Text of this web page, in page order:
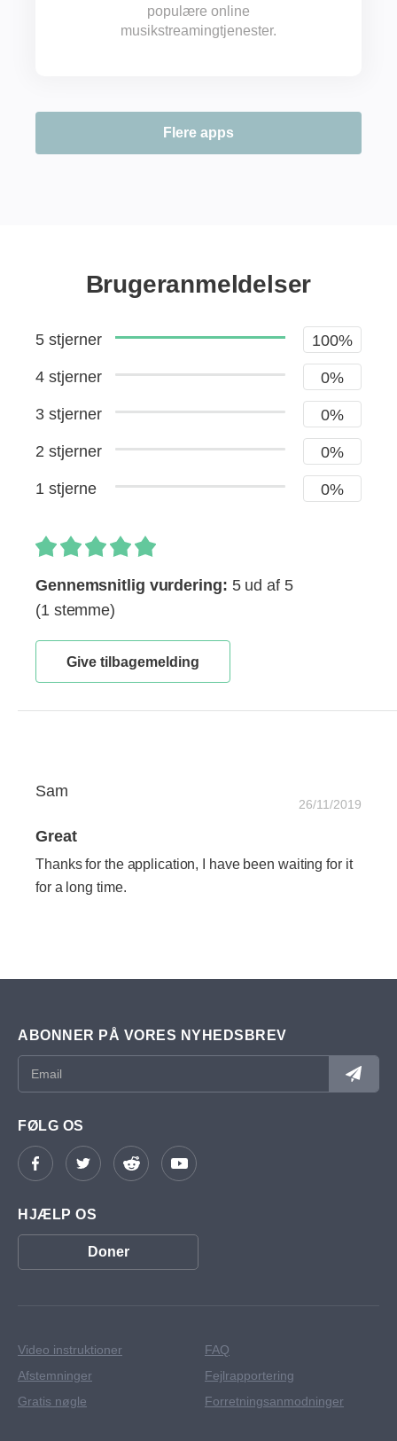
populære online
musikstreamingtjenester.
Flere apps
Brugeranmeldelser
5 stjerner 100%
4 stjerner 0%
3 stjerner 0%
2 stjerner 0%
1 stjerne 0%
Gennemsnitlig vurdering: 5 ud af 5
(1 stemme)
Give tilbagemelding
Sam
26/11/2019
Great
Thanks for the application, I have been waiting for it
for a long time.
ABONNER PÅ VORES NYHEDSBREV
FØLG OS
HJÆLP OS
Doner
Video instruktioner
Afstemninger
Gratis nøgle
FAQ
Fejlrapportering
Forretningsanmodninger